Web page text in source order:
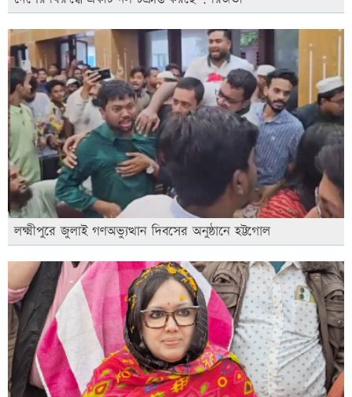
লক্ষ্মীপুরে জুলাই গণঅভ্যুত্থান দিবসের অনুষ্ঠানে হট্টগোল